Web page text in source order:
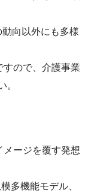
向以外にも多様
ので、介護事業
メージを覆す発想
多機能モデル、